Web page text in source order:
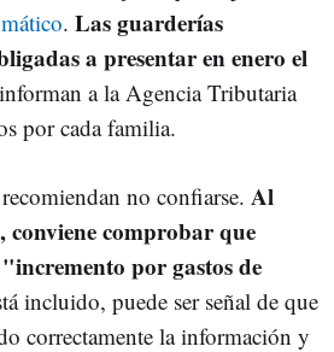
. Las guarderías
a presentar en enero el
a la Agencia Tributaria
por cada familia.
no confiarse. Al
comprobar que
por gastos de
incluido, puede ser señal de que
correctamente la información y